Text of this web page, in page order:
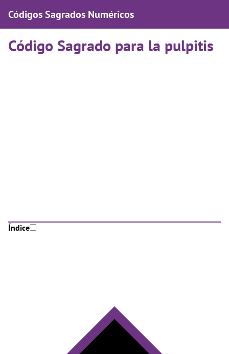
Códigos Sagrados Numéricos
Código Sagrado para la pulpitis
Índice